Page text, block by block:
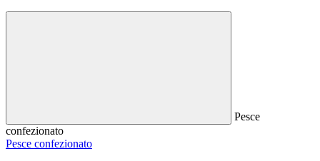
Pesce
confezionato
Pesce confezionato